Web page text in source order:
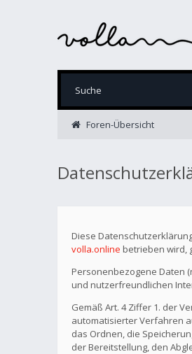
Foren-Übersicht
Diese
volla.online betrieben wird,
Personenbezogene Daten
und nutzerfreundlichen
Gemäß Art. 4 Ziffer 1. der
automatisierter Verfahren
das Ordnen, die
der Bereitstellung, den